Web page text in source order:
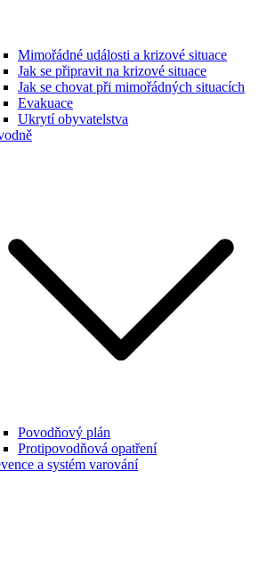
Mimořádné události a krizové situace
Jak se připravit na krizové situace
Jak se chovat při mimořádných situacích
Evakuace
Ukrytí obyvatelstva
Povodňový plán
Protipovodňová opatření
a systém varování